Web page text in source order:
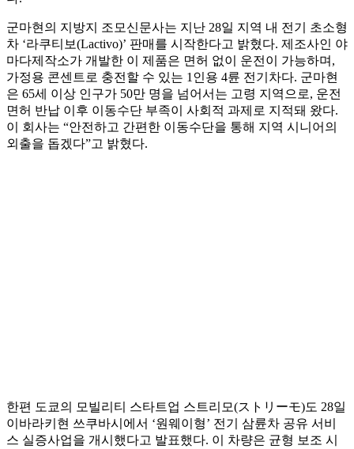
군마현의 지방지 조모신문사는 지난 28일 지역 내 전기 초소형
차 ‘라쿠티보(Lactivo)’ 판매를 시작한다고 밝혔다. 제조사인 야
마다제작소가 개발한 이 제품은 면허 없이 운전이 가능하며,
가정용 콘센트로 충전할 수 있는 1인용 4륜 전기차다. 군마현
은 65세 이상 인구가 50만 명을 넘어서는 고령 지역으로, 운전
면허 반납 이후 이동수단 부족이 사회적 과제로 지적돼 왔다.
이 회사는 “안전하고 간편한 이동수단을 통해 지역 시니어의
외출을 돕겠다”고 밝혔다.
한편 도쿄의 모빌리티 스타트업 스트리모(ストリーモ)도 28일
이바라키현 쓰쿠바시에서 ‘원웨이형’ 전기 삼륜차 공유 서비
스 실증사업을 개시했다고 발표했다. 이 차량은 균형 보조 시